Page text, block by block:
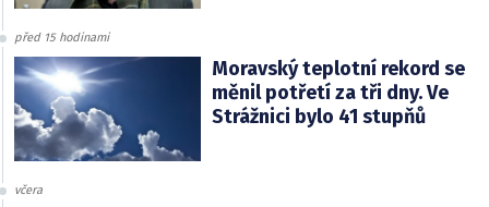
před 15 hodinami
Moravský teplotní rekord se
měnil potřetí za tři dny. Ve
Strážnici bylo 41 stupňů
včera